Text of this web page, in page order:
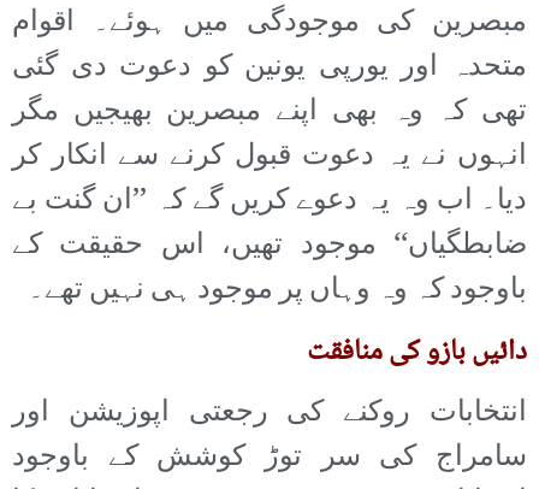
مبصرین کی موجودگی میں ہوئے۔ اقوام
متحدہ اور یورپی یونین کو دعوت دی گئی
تھی کہ وہ بھی اپنے مبصرین بھیجیں مگر
انہوں نے یہ دعوت قبول کرنے سے انکار کر
دیا۔ اب وہ یہ دعوے کریں گے کہ ’’ان گنت بے
ضابطگیاں‘‘ موجود تھیں، اس حقیقت کے
باوجود کہ وہ وہاں پر موجود ہی نہیں تھے۔
دائیں بازو کی منافقت
انتخابات روکنے کی رجعتی اپوزیشن اور
سامراج کی سر توڑ کوشش کے باوجود